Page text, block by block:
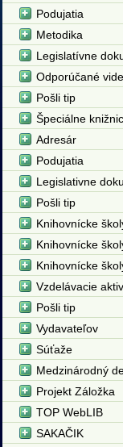
Podujatia
Metodika
Legislatívne
Odporúčané
Pošli tip
Špeciálne
Adresár
Podujatia
Legislativne
Pošli tip
Knihovnícke
Knihovnícke
Knihovnícke
Vzdelávacie
Pošli tip
Vydavateľov
Súťaže
Medzinárodný
Projekt Záložka
TOP WebLIB
SAKAČIK